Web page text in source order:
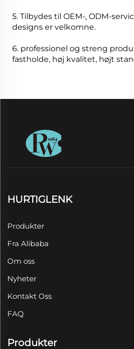
5. Tilbydes til OEM-, ODM-
designs er velkomne.
6. professionel og streng
fastholde, høj kvalitet, højt
HURTIGLENK
Produkter
Fra Alibaba
Om oss
Nyheter
Kontakt Oss
FAQ
Produkter